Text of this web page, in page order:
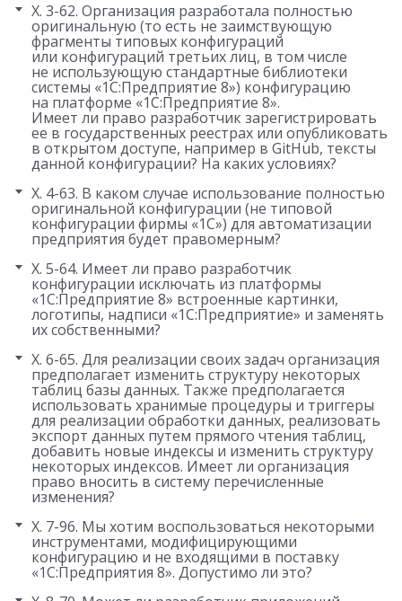
X. 3-62. Организация разработала полностью
оригинальную (то есть не заимствующую
фрагменты типовых конфигураций
или конфигураций третьих лиц, в том числе
не использующую стандартные библиотеки
системы «1С:Предприятие 8») конфигурацию
на платформе «1С:Предприятие 8».
Имеет ли право разработчик зарегистрировать
ее в государственных реестрах или опубликовать
в открытом доступе, например в GitHub, тексты
данной конфигурации? На каких условиях?
X. 4-63. В каком случае использование полностью
оригинальной конфигурации (не типовой
конфигурации фирмы «1С») для автоматизации
предприятия будет правомерным?
X. 5-64. Имеет ли право разработчик
конфигурации исключать из платформы
«1С:Предприятие 8» встроенные картинки,
логотипы, надписи «1С:Предприятие» и заменять
их собственными?
X. 6-65. Для реализации своих задач организация
предполагает изменить структуру некоторых
таблиц базы данных. Также предполагается
использовать хранимые процедуры и триггеры
для реализации обработки данных, реализовать
экспорт данных путем прямого чтения таблиц,
добавить новые индексы и изменить структуру
некоторых индексов. Имеет ли организация
право вносить в систему перечисленные
изменения?
X. 7-96. Мы хотим воспользоваться некоторыми
инструментами, модифицирующими
конфигурацию и не входящими в поставку
«1С:Предприятия 8». Допустимо ли это?